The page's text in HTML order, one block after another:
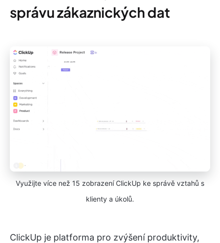
správu zákaznických dat
Využijte více než 15 zobrazení ClickUp ke správě vztahů s
klienty a úkolů.
ClickUp je platforma pro zvýšení produktivity,